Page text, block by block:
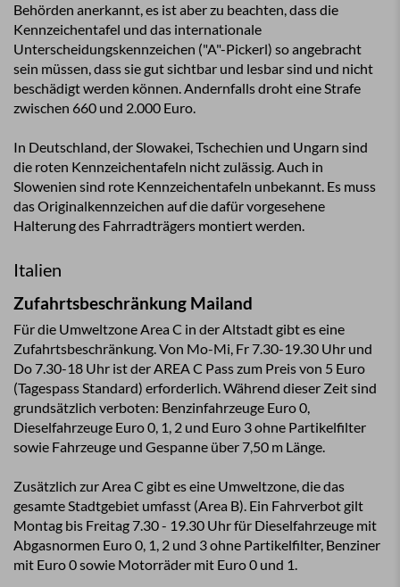
Behörden anerkannt, es ist aber zu beachten, dass die
Kennzeichentafel und das internationale
Unterscheidungskennzeichen ("A"-Pickerl) so angebracht
sein müssen, dass sie gut sichtbar und lesbar sind und nicht
beschädigt werden können. Andernfalls droht eine Strafe
zwischen 660 und 2.000 Euro.
In Deutschland, der Slowakei, Tschechien und Ungarn sind
die roten Kennzeichentafeln nicht zulässig. Auch in
Slowenien sind rote Kennzeichentafeln unbekannt. Es muss
das Originalkennzeichen auf die dafür vorgesehene
Halterung des Fahrradträgers montiert werden.
Italien
Zufahrtsbeschränkung Mailand
Für die Umweltzone Area C in der Altstadt gibt es eine
Zufahrtsbeschränkung. Von Mo-Mi, Fr 7.30-19.30 Uhr und
Do 7.30-18 Uhr ist der AREA C Pass zum Preis von 5 Euro
(Tagespass Standard) erforderlich. Während dieser Zeit sind
grundsätzlich verboten: Benzinfahrzeuge Euro 0,
Dieselfahrzeuge Euro 0, 1, 2 und Euro 3 ohne Partikelfilter
sowie Fahrzeuge und Gespanne über 7,50 m Länge.
Zusätzlich zur Area C gibt es eine Umweltzone, die das
gesamte Stadtgebiet umfasst (Area B). Ein Fahrverbot gilt
Montag bis Freitag 7.30 - 19.30 Uhr für Dieselfahrzeuge mit
Abgasnormen Euro 0, 1, 2 und 3 ohne Partikelfilter, Benziner
mit Euro 0 sowie Motorräder mit Euro 0 und 1.